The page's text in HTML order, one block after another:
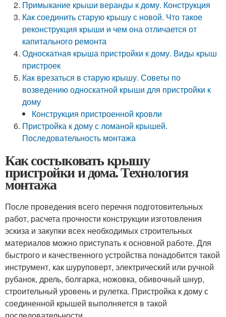
Примыкание крыши веранды к дому. Конструкция
Как соединить старую крышу с новой. Что такое
реконструкция крыши и чем она отличается от
капитального ремонта
Односкатная крыша пристройки к дому. Виды крыш
пристроек
Как врезаться в старую крышу. Советы по
возведению односкатной крыши для пристройки к
дому
Конструкция пристроенной кровли
Пристройка к дому с ломаной крышей.
Последовательность монтажа
Как состыковать крышу
пристройки и дома. Технология
монтажа
После проведения всего перечня подготовительных
работ, расчета прочности конструкции изготовления
эскиза и закупки всех необходимых строительных
материалов можно приступать к основной работе. Для
быстрого и качественного устройства понадобится такой
инструмент, как шуруповерт, электрический или ручной
рубанок, дрель, болгарка, ножовка, обивочный шнур,
строительный уровень и рулетка. Пристройка к дому с
соединенной крышей выполняется в такой